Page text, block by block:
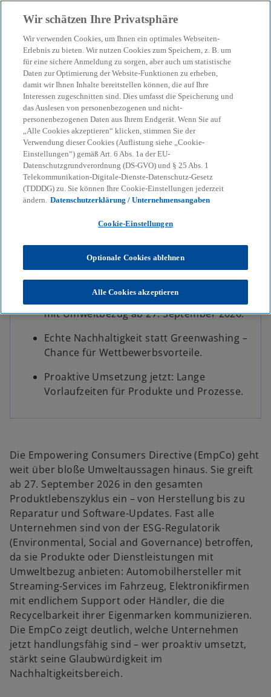
menu search
EmpCo 2026: Neue Regeln
für Umweltangaben
21-05-2026
Share
w
i
r
d
i
n
e
e
R
e
s
e
a
t
e
ö
f
f
t
w
i
r
d
i
n
e
e
r
e
e
R
e
g
i
s
e
a
t
e
ö
f
f
t
w
i
r
d
i
n
e
e
r
e
e
R
e
i
s
e
k
a
t
e
ö
f
f
t
Sustainable Transformation
EmpCo 2026: Neue Regeln für Umweltangaben
Key Facts
EmpCo betrifft fast jedes Unternehmen
mit Umweltbezug ab 27. September 2026.​
Echte Nachhaltigkeit statt Greenwashing –
Chance für Wettbewerbsvorteile.​
Proaktive Umsetzung jetzt: Lange
Vorlaufzeiten für Produkte und Prozesse.
Die Empowering Consumers Directive (EmpCo) geht
weit über bloße Umweltaussagen hinaus. Sie greift
ab 27. September 2026 in den gesamten
Produktlebenszyklus ein – von Herstellung bis zu
Reparatur und Software-Updates. Fast alle
Unternehmen sind von der ESG-Regulatorik
(Environmental, Social and Governance) betroffen,
da sie Produkte oder Dienstleistungen mit
Umweltbezug anbieten: Automobilhersteller mit
Streaming-Services im Fahrzeug, Elektronikfirmen
mit endlichem Support oder Händler, die die
Recycelbarkeit ihrer Eigenmarken kommunizieren.
Die EmpCo zeigt deutlich, welche Unternehmen
jetzt handlungsfähig sind – wer proaktiv umsetzt,
stärkt seine Glaubwürdigkeit im
Nachhaltigkeitsbereich.
Wir schätzen Ihre Privatsphäre
Wir verwenden Cookies, um Ihnen ein optimales Webseiten-
Erlebnis zu bieten. Wir nutzen Cookies zum Speichern, z. B. um
für eine sichere Anmeldung zu sorgen, aber auch um statistische
Daten zur Optimierung der Website-Funktionen zu erheben,
damit wir Ihnen Inhalte bereitstellen können, die auf Ihre
Interessen zugeschnitten sind. Dies umfasst die Speicherung und
das Auslesen von personenbezogenen und nicht-
personenbezogenen Daten aus Ihrem Endgerät. Wenn Sie auf
„Alle Cookies akzeptieren“ klicken, stimmen Sie der
Verwendung dieser Cookies (Auflistung siehe „Cookie-
Einstellungen“) gemäß Art. 6 Abs. 1a der EU-
Datenschutzgrundverordnung (DS-GVO) und § 25 Abs. 1
Telekommunikation-Digitale-Dienste-Datenschutz-Gesetz
(TDDDG) zu. Sie können Ihre Cookie-Einstellungen jederzeit
ändern. Datenschutzerklärung / Unternehmensangaben
Cookie-Einstellungen
Optionale Cookies ablehnen
Alle Cookies akzeptieren